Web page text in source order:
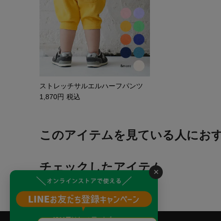
×
ストレッチサルエルハーフパンツ
1,870
税込
このアイテムを見ている人にお
チェックしたアイテム